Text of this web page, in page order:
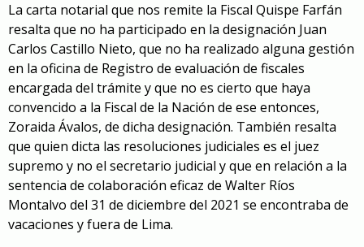
La carta notarial que nos remite la Fiscal Quispe Farfán
resalta que no ha participado en la designación Juan
Carlos Castillo Nieto, que no ha realizado alguna gestión
en la oficina de Registro de evaluación de fiscales
encargada del trámite y que no es cierto que haya
convencido a la Fiscal de la Nación de ese entonces,
Zoraida Ávalos, de dicha designación. También resalta
que quien dicta las resoluciones judiciales es el juez
supremo y no el secretario judicial y que en relación a la
sentencia de colaboración eficaz de Walter Ríos
Montalvo del 31 de diciembre del 2021 se encontraba de
vacaciones y fuera de Lima.